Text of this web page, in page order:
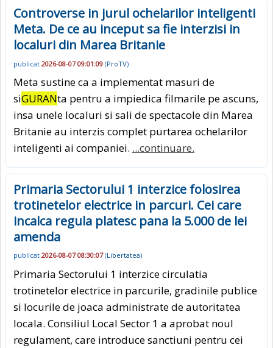
Controverse in jurul ochelarilor inteligenti
Meta. De ce au inceput sa fie interzisi in
localuri din Marea Britanie
publicat 2026-08-07 09:01:09 (ProTV)
Meta sustine ca a implementat masuri de
siGURANta pentru a impiedica filmarile pe ascuns,
insa unele localuri si sali de spectacole din Marea
Britanie au interzis complet purtarea ochelarilor
inteligenti ai companiei. ...continuare.
Primaria Sectorului 1 interzice folosirea
trotinetelor electrice in parcuri. Cei care
incalca regula platesc pana la 5.000 de lei
amenda
publicat 2026-08-07 08:30:07(Libertatea)
Primaria Sectorului 1 interzice circulatia
trotinetelor electrice in parcurile, gradinile publice
si locurile de joaca administrate de autoritatea
locala. Consiliul Local Sector 1 a aprobat noul
regulament, care introduce sanctiuni pentru cei